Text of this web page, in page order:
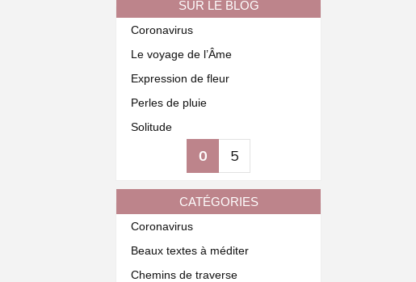
SUR LE BLOG
Coronavirus
Le voyage de l’Âme
Expression de fleur
Perles de pluie
Solitude
0 5
CATÉGORIES
Coronavirus
Beaux textes à méditer
Chemins de traverse